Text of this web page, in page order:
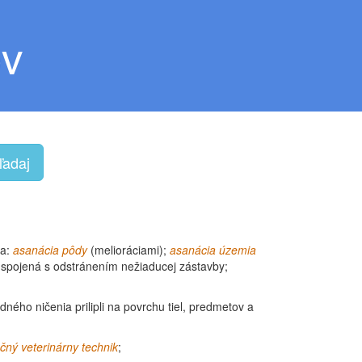
asanácia pôdy(melioráciami); asanácia územia
spojená s odstránením nežiaducej zástavby;
ničenia prilipli na povrchu tiel, predmetov a
veterinárnytechnik;